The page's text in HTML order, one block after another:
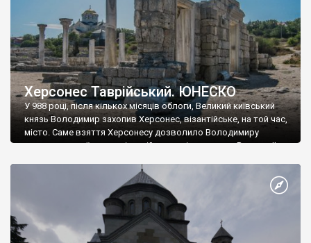
Херсонес Таврійський. ЮНЕСКО
У 988 році, після кількох місяців облоги, Великий київський
князь Володимир захопив Херсонес, візантійське, на той час,
місто. Саме взяття Херсонесу дозволило Володимиру
диктувати свої умови візантійському імператору Василю ІІ, та
Херсонесі Володимир-язичник, став Василем-християнином.
А потім було Хрещення Русі. На честь Херсонесу Таврійського